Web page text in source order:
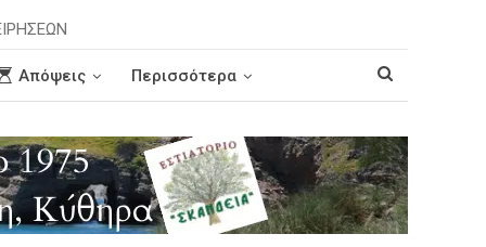
Απόψεις Περισσότερα